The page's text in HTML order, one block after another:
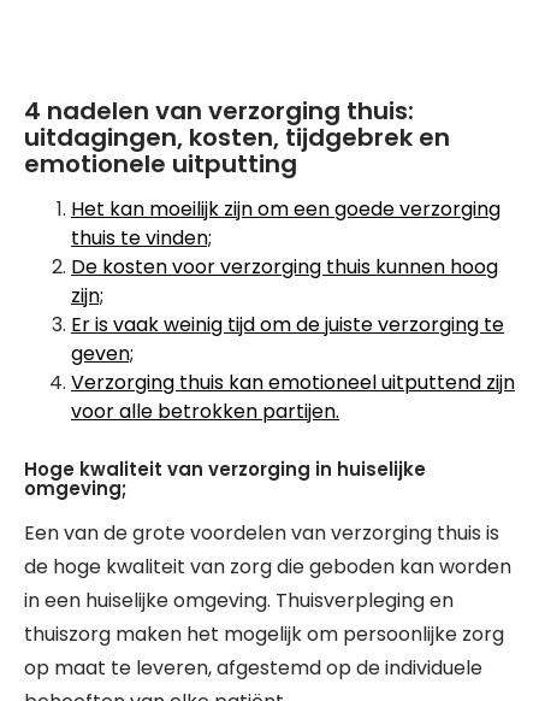
4 nadelen van verzorging thuis:
uitdagingen, kosten, tijdgebrek en
emotionele uitputting
Het kan moeilijk zijn om een goede verzorging
thuis te vinden;
De kosten voor verzorging thuis kunnen hoog
zijn;
Er is vaak weinig tijd om de juiste verzorging te
geven;
Verzorging thuis kan emotioneel uitputtend zijn
voor alle betrokken partijen.
Hoge kwaliteit van verzorging in huiselijke
omgeving;
Een van de grote voordelen van verzorging thuis is
de hoge kwaliteit van zorg die geboden kan worden
in een huiselijke omgeving. Thuisverpleging en
thuiszorg maken het mogelijk om persoonlijke zorg
op maat te leveren, afgestemd op de individuele